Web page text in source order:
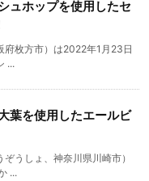
ュホップを使用したセ
府枚方市）は2022年1月23日
...
葉を使用したエールビ
うしょ、神奈川県川崎市）
...